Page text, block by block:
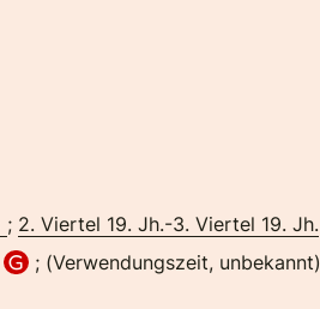
; 2. Viertel 19. Jh.-3. Viertel 19. Jh.
; (Verwendungszeit, unbekannt)